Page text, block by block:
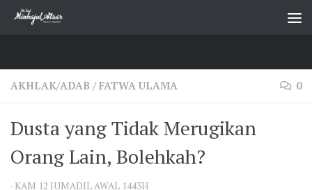
Skip to content
AKHLAK/ADAB / FATWA ULAMA 0
Dusta yang Tidak Merugikan
Orang Lain, Bolehkah?
· KAM 12 JUMADIL AWAL 1443H